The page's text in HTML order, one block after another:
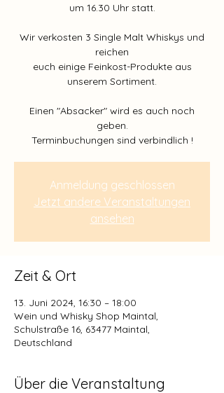
um 16.30 Uhr statt.
Wir verkosten 3 Single Malt Whiskys und
reichen
euch einige Feinkost-Produkte aus
unserem Sortiment.
Einen "Absacker" wird es auch noch
geben.
Anmeldung geschlossen
Jetzt andere Veranstaltungen
ansehen
Zeit & Ort
13. Juni 2024, 16:30 – 18:00
Wein und Whisky Shop Maintal,
Schulstraße 16, 63477 Maintal,
Deutschland
Über die Veranstaltung